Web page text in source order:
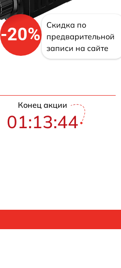
-20%
Скидка по
предварительной
записи на сайте
Конец акции
01:13:43